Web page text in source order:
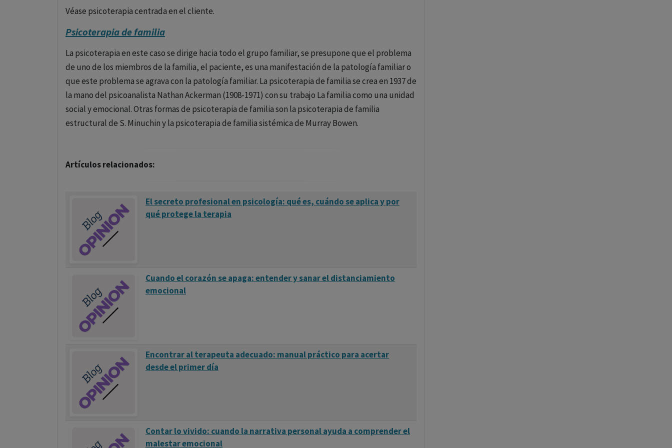
5) Terapia de Solución de Problemas (D’Zurilla y Goldfried, 1971)
temidos con técnicas de relajación para reducir la ansiedad.
7)Detención del Pensamiento: Introducida por Bain (1928) y posteriormente desarrollada por
Taylor y Wolpe y Lazarus, se utiliza para interrumpir patrones de pensamiento intrusivos o
negativos.
8)Sensibilización Encubierta (Cautela, 1966): Aplica la imaginación guiada para asociar
9)Reforzamiento Encubierto (Mahoney y Cautela, 1970)
Terapia de Atribución (Rotter, 1966): Se centra en modificar atribuciones causales
disfuncionales que influyen en la percepción de control y la autoestima.
La TCC busca identificar, evaluar y modificar estos patrones de pensamiento desadaptativos para
promover cambios positivos en el estado emocional y en la conducta. Esta transformación
de vida de manera más efectiva.
Fundamentos Teóricos
La TCC se fundamenta en dos tradiciones principales:
generación de emociones y conductas.
Conductual: Deriva del condicionamiento clásico y operante, poniendo énfasis en cómo los
comportamientos son aprendidos y mantenidos por las contingencias ambientales.
colaborativas y centradas en el presente.
Véase psicoterapia centrada en el cliente.
Psicoterapia de familia
La psicoterapia en este caso se dirige hacia todo el grupo familiar, se presupone que el problema
de uno de los miembros de la familia, el paciente, es una manifestación de la patología familiar o
que este problema se agrava con la patología familiar. La psicoterapia de familia se crea en 1937 de
la mano del psicoanalista Nathan Ackerman (1908-1971) con su trabajo La familia como una unidad
social y emocional. Otras formas de psicoterapia de familia son la psicoterapia de familia
estructural de S. Minuchin y la psicoterapia de familia sistémica de Murray Bowen.
Artículos relacionados:
El secreto profesional en psicología: qué es, cuándo se aplica y por
qué protege la terapia
Cuando el corazón se apaga: entender y sanar el distanciamiento
emocional
Encontrar al terapeuta adecuado: manual práctico para acertar
desde el primer día
Contar lo vivido: cuando la narrativa personal ayuda a comprender el
malestar emocional